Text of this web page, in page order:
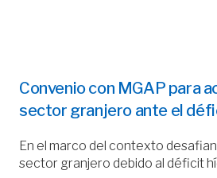
Convenio con MGAP para
sector granjero ante el
En el marco del contexto
sector granjero debido al déficit